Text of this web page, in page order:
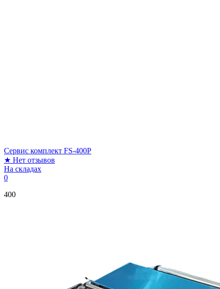
Сервис комплект FS-400P
★ Нет отзывов
На складах
0
400